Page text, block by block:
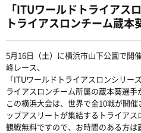
「ITUワールドトライアス
トライアスロンチーム蔵本
5月16日（土）に横浜市山下公園で開
峰レース、
「ITUワールドトライアスロンシリー
ライアスロンチーム所属の蔵本葵選手
この横浜大会は、世界で全10戦が開
ップアスリートが集結するトライアス
観戦無料ですので、お時間のある方は